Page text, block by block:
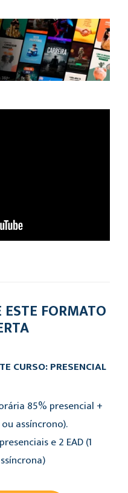
FORMATO
CURSO: PRESENCIAL
85% presencial +
assíncrono).
e 2 EAD (1